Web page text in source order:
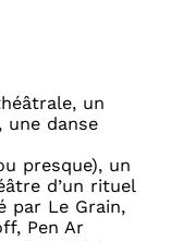
un
une danse
presque), un
d’un rituel
par Le Grain,
Pen Ar